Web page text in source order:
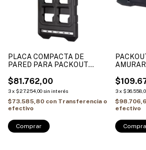
PLACA COMPACTA DE
PARED PARA PACKOUT
$81.762,00
3x $27.254,00 sin interés
$73.585,80 con Transferencia o
efectivo
3x
efectivo